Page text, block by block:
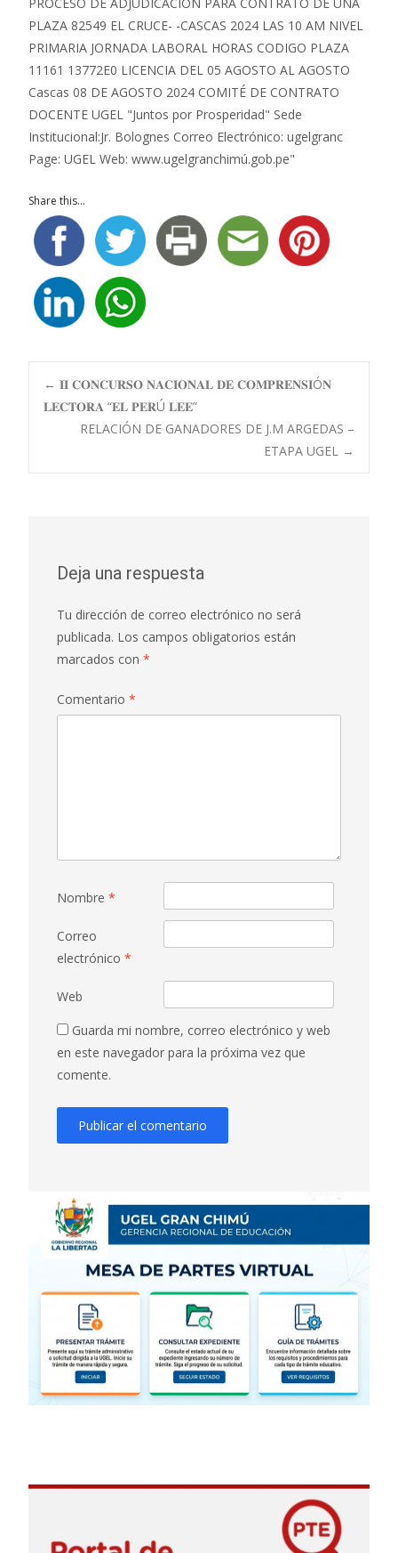
Share this...
Navegación
← 𝐈𝐈 𝐂𝐎𝐍𝐂𝐔𝐑𝐒𝐎 𝐍𝐀𝐂𝐈𝐎𝐍𝐀𝐋 𝐃𝐄 𝐂𝐎𝐌𝐏𝐑𝐄𝐍𝐒𝐈Ó𝐍
𝐋𝐄𝐂𝐓𝐎𝐑𝐀 “𝐄𝐋 𝐏𝐄𝐑Ú 𝐋𝐄𝐄”
RELACIÓN DE GANADORES DE J.M ARGEDAS –
ETAPA UGEL
→
Deja una respuesta
Tu dirección de correo electrónico no será
publicada. Los campos obligatorios están
marcados con *
Comentario *
Nombre *
Correo
electrónico *
Web
Guarda mi nombre, correo electrónico y web
en este navegador para la próxima vez que
comente.